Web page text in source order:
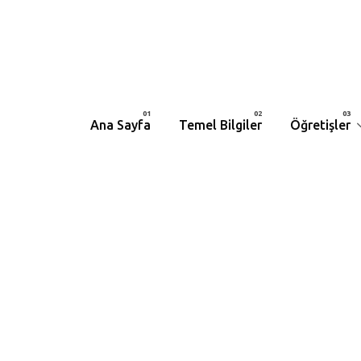
Ana Sayfa Temel Bilgiler Öğretişler